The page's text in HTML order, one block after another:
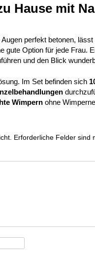
Hause mit
perfekt betonen,
gute Option für jede Frau.
und den Blick
Im Set befinden sich
Wimpern ohne
Erforderliche Felder sind